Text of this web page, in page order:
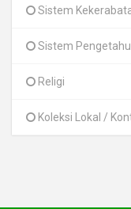
Sistem
Sistem
Religi
Koleksi Lokal /